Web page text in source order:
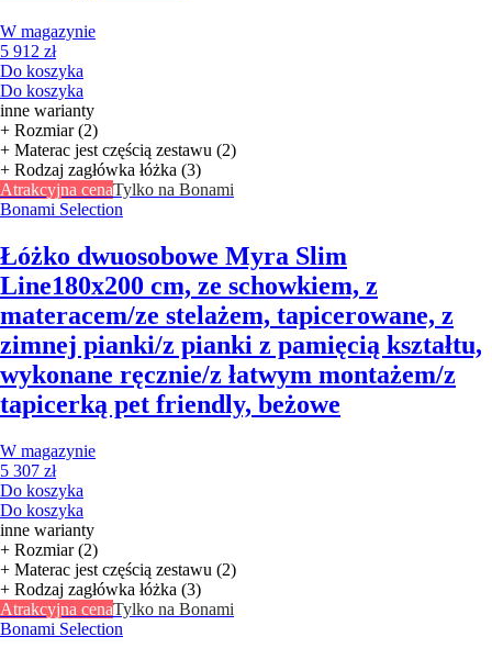
W magazynie
5 912 zł
Do koszyka
Do koszyka
inne warianty
+ Rozmiar (2)
+ Materac jest częścią zestawu (2)
+ Rodzaj zagłówka łóżka (3)
Atrakcyjna cenaTylko na Bonami
Bonami Selection
Łóżko dwuosobowe Myra Slim
Line180x200 cm, ze schowkiem, z
materacem/ze stelażem, tapicerowane, z
zimnej pianki/z pianki z pamięcią kształtu,
wykonane ręcznie/z łatwym montażem/z
tapicerką pet friendly, beżowe
W magazynie
5 307 zł
Do koszyka
Do koszyka
inne warianty
+ Rozmiar (2)
+ Materac jest częścią zestawu (2)
+ Rodzaj zagłówka łóżka (3)
Atrakcyjna cenaTylko na Bonami
Bonami Selection